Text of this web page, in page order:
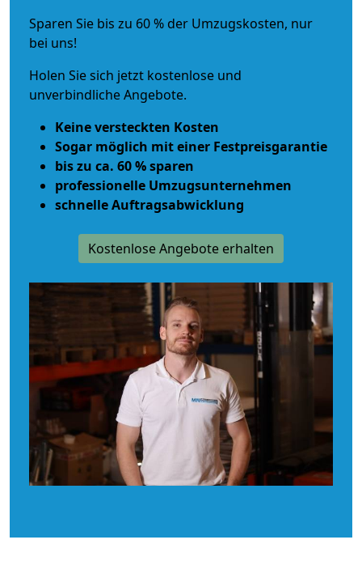
Sparen Sie bis zu 60 % der Umzugskosten, nur
bei uns!
Holen Sie sich jetzt kostenlose und
unverbindliche Angebote.
Keine versteckten Kosten
Sogar möglich mit einer Festpreisgarantie
bis zu ca. 60 % sparen
professionelle Umzugsunternehmen
schnelle Auftragsabwicklung
Kostenlose Angebote erhalten